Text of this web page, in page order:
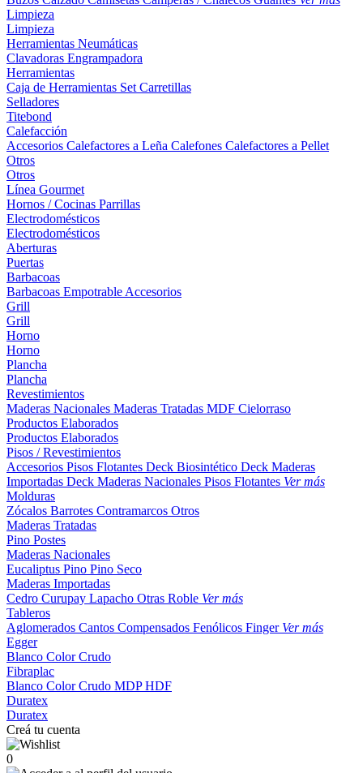
Limpieza
Limpieza
Herramientas Neumáticas
Clavadoras Engrampadora
Herramientas
Caja de Herramientas Set Carretillas
Selladores
Titebond
Calefacción
Accesorios Calefactores a Leña Calefones Calefactores a Pellet
Otros
Otros
Línea Gourmet
Hornos / Cocinas Parrillas
Electrodomésticos
Electrodomésticos
Aberturas
Puertas
Barbacoas
Barbacoas Empotrable Accesorios
Grill
Grill
Horno
Horno
Plancha
Plancha
Revestimientos
Maderas Nacionales Maderas Tratadas MDF Cielorraso
Productos Elaborados
Productos Elaborados
Pisos / Revestimientos
Accesorios Pisos Flotantes Deck Biosintético Deck Maderas
Importadas Deck Maderas Nacionales Pisos Flotantes Ver más
Molduras
Zócalos Barrotes Contramarcos Otros
Maderas Tratadas
Pino Postes
Maderas Nacionales
Eucaliptus Pino Pino Seco
Maderas Importadas
Cedro Curupay Lapacho Otras Roble Ver más
Tableros
Aglomerados Cantos Compensados Fenólicos Finger Ver más
Egger
Blanco ColorCrudo
Fibraplac
Blanco ColorCrudo MDPHDF
Duratex
Duratex
Creá tu cuenta
0